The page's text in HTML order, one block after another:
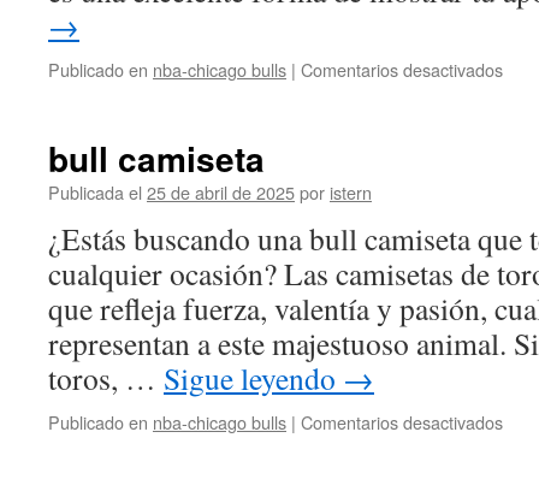
→
Publicado en nba-chicago bulls | Comentarios desactivadosen
bull camiseta
Publicada el 25 de abril de 2025por istern
¿Estás buscando una bull camiseta que
cualquier ocasión? Las camisetas de
que refleja fuerza, valentía y pasión,
representan a este majestuoso animal.
toros, … Sigue leyendo →
Publicado en nba-chicago bulls | Comentarios desactivadosen